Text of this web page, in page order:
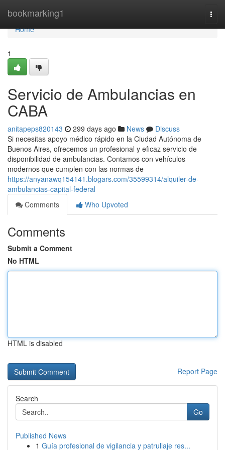
bookmarking1
Home
Home
1
Servicio de Ambulancias en
CABA
anitapeps820143 299 days ago News
Discuss
Si necesitas apoyo médico rápido en la Ciudad Autónoma de
Buenos Aires, ofrecemos un profesional y eficaz servicio de
disponibilidad de ambulancias. Contamos con vehículos
modernos que cumplen con las normas de
https://anyanawq154141.blogars.com/35599314/alquiler-de-
ambulancias-capital-federal
Comments
Who Upvoted
Comments
Submit a Comment
No HTML
HTML is disabled
Report Page
Search
Go
Published News
1 Guía profesional de vigilancia y patrullaje res...